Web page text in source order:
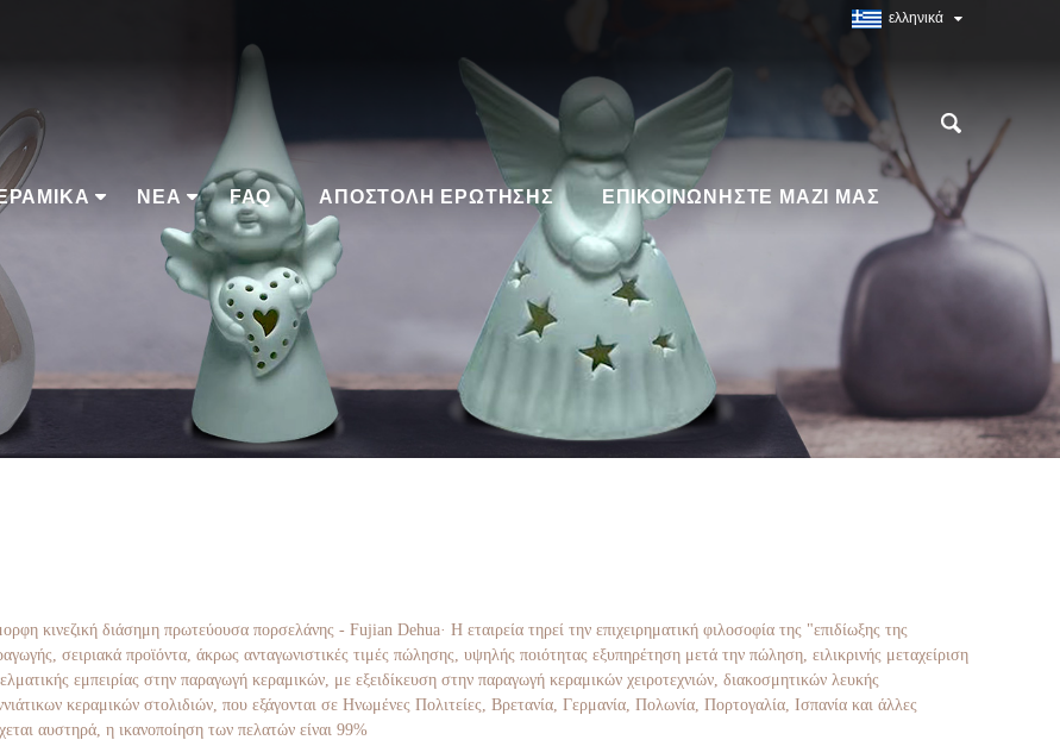
ελληνικά
ΝΈΑ FAQ ΑΠΟΣΤΟΛΉ ΕΡΏΤΗΣΗΣ ΕΠΙΚΟΙΝΩΝΉΣΤΕ ΜΑΖΊ ΜΑΣ
κινεζική διάσημη πρωτεύουσα πορσελάνης - Fujian Dehua· Η εταιρεία τηρεί την επιχειρηματική φιλοσοφία της "επιδίωξης της
σειριακά προϊόντα, άκρως ανταγωνιστικές τιμές πώλησης, υψηλής ποιότητας εξυπηρέτηση μετά την πώληση, ειλικρινής μεταχείριση
εμπειρίας στην παραγωγή κεραμικών, με εξειδίκευση στην παραγωγή κεραμικών χειροτεχνιών, διακοσμητικών λευκής
κεραμικών στολιδιών, που εξάγονται σε Ηνωμένες Πολιτείες, Βρετανία, Γερμανία, Πολωνία, Πορτογαλία, Ισπανία και άλλες
αυστηρά, η ικανοποίηση των πελατών είναι 99%